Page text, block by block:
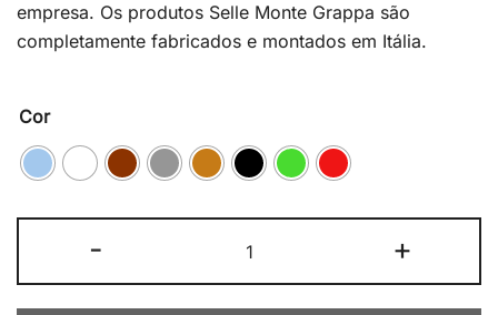
empresa. Os produtos Selle Monte Grappa são
completamente fabricados e montados em Itália.
Cor
-
de
Selle
+